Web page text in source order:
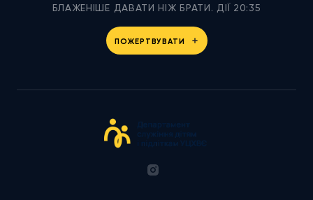
БЛАЖЕНІШЕ ДАВАТИ НІЖ БРАТИ. ДІЇ 20:35
ПОЖЕРТВУВАТИ